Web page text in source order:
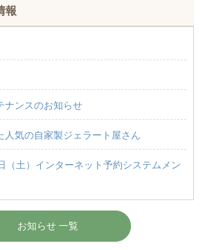
報
ナンスのお知らせ
人気の自家製ジェラート屋さん
（土）インターネット予約システムメン
お知らせ 一覧